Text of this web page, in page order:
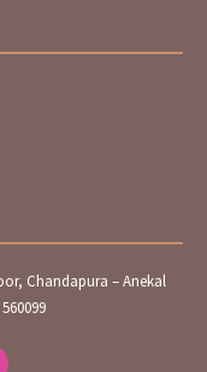
Chandapura – Anekal